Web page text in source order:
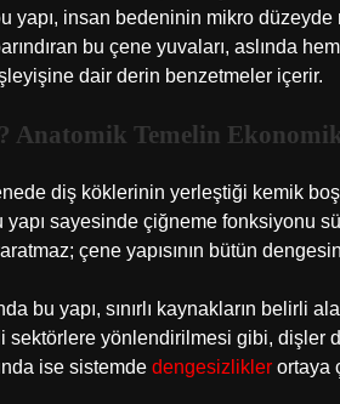
yapı, insan bedeninin mikro
bu çene yuvaları, aslında
dair derin benzetmeler içerir.
Anatomik Temelin
diş köklerinin yerleştiği kemik
yapı sayesinde çiğneme fonksiyonu
çene yapısının bütün
bu yapı, sınırlı kaynakların belirli
sektörlere yönlendirilmesi gibi, dişler
ise sistemde dengesizlikler ortaya